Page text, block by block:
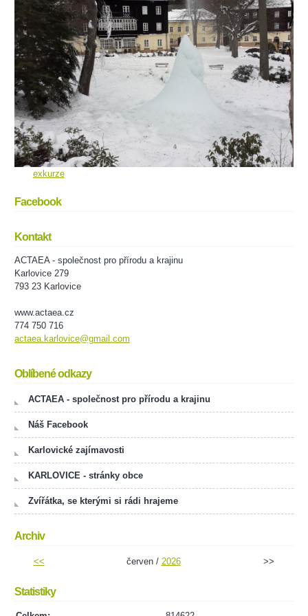
exkurze
Facebook
Kontakt
ACTAEA - společnost pro přírodu a krajinu
Karlovice 279
793 23 Karlovice
www.actaea.cz
774 750 716
actaea.karlovice@gmail.com
Oblíbené odkazy
ACTAEA - společnost pro přírodu a krajinu
Náš Facebook
Karlovické zajímavosti
KARLOVICE - stránky obce
Zvířátka, se kterými si rádi hrajeme
Archiv
<< červen / 2026 >>
Statistiky